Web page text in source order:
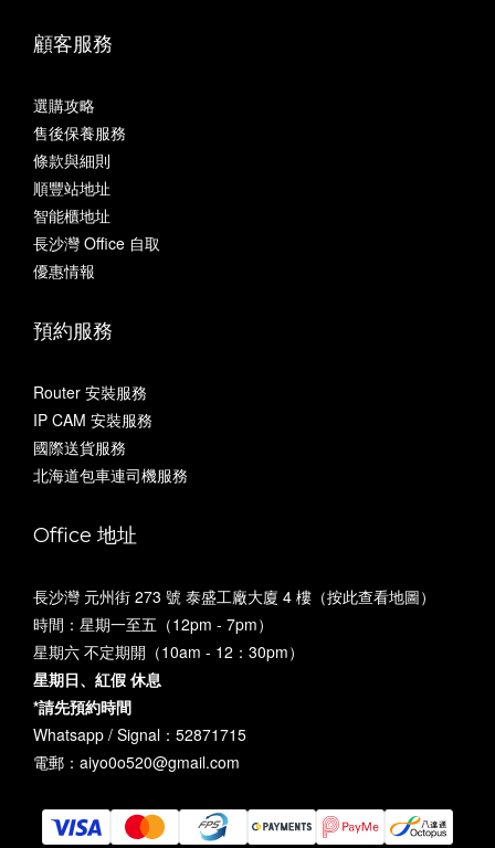
顧客服務
選購攻略
售後保養服務
條款與細則
順豐站地址
智能櫃地址
長沙灣 Office 自取
優惠情報
預約服務
Router 安裝服務
IP CAM 安裝服務
國際送貨服務
北海道包車連司機服務
Office 地址
長沙灣 元州街 273 號 泰盛工廠大廈 4 樓（按此查看地圖）
時間：星期一至五（12pm - 7pm）
星期六 不定期開（10am - 12：30pm）
星期日、紅假 休息
*請先預約時間
Whatsapp / Signal：52871715
電郵：aiyo0o520@gmail.com